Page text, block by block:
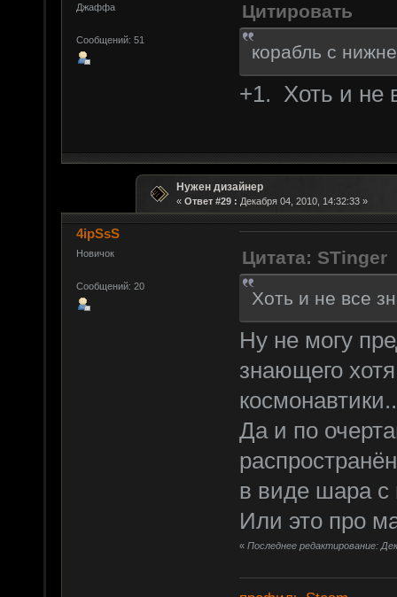
Джаффа
Сообщений: 51
Цитировать
корабль с
+1. Хоть и не
Нужен дизайнер
« Ответ #29 : Декабря 04, 2010, 14:32:33 »
4ipSsS
Новичок
Сообщений: 20
Цитата: STinger
Хоть и не все
Ну не могу
знающего
Да и по
в виде шара с
Или это про
« Последнее редактирование: